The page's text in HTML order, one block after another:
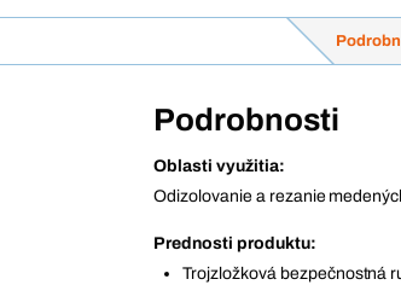
Podrobnosti
Oblasti využitia:
Odizolovanie a rezanie
Prednosti produktu:
Trojzložková bezpečnostná